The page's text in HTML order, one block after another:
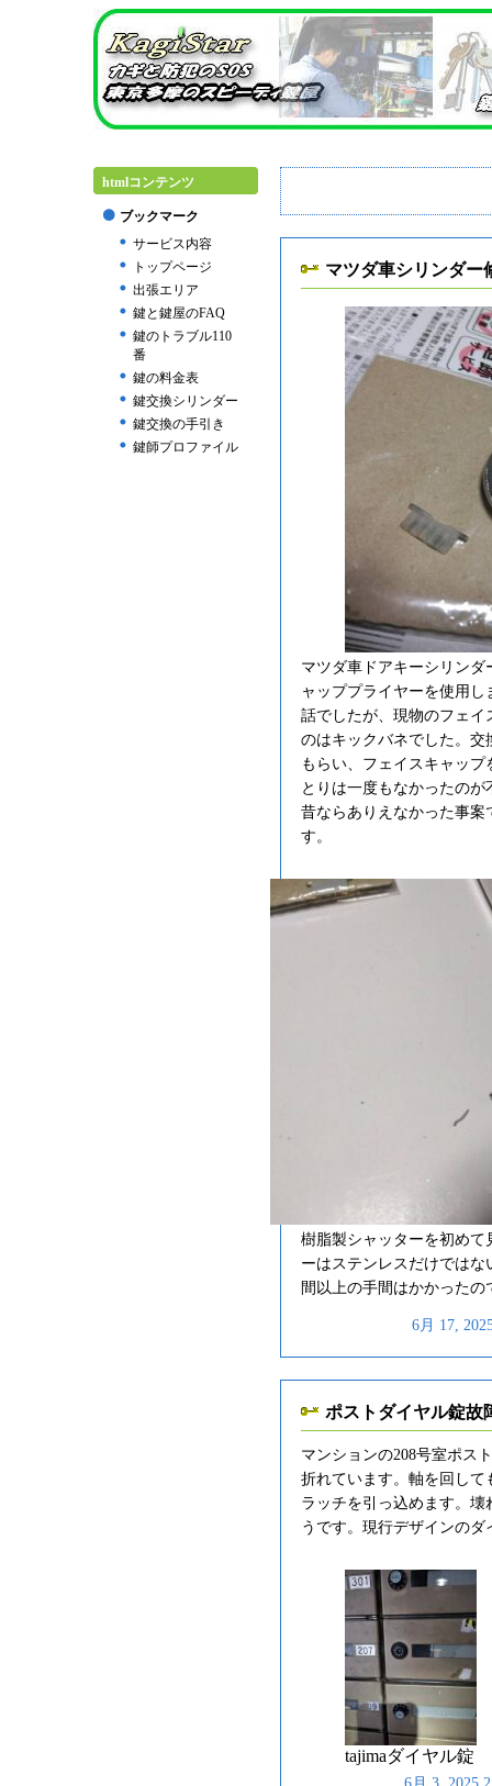
マツダ車シリンダー
マツダ車ドアキーシリン
ャッププライヤーを使用
話でしたが、現物のフェ
のはキックバネでした。
もらい、フェイスキャッ
とりは一度もなかったの
昔ならありえなかった事
す。
樹脂製シャッターを初め
ーはステンレスだけでは
間以上の手間はかかった
6月 17,
ポストダイヤル錠故
マンションの208号室ポス
折れています。軸を回し
ラッチを引っ込めます。
うです。現行デザインの
tajimaダイヤル錠
htmlコンテンツ
ブックマーク
サービス内容
トップページ
出張エリア
鍵と鍵屋のFAQ
鍵のトラブル110
番
鍵の料金表
鍵交換シリンダー
鍵交換の手引き
鍵師プロファイル